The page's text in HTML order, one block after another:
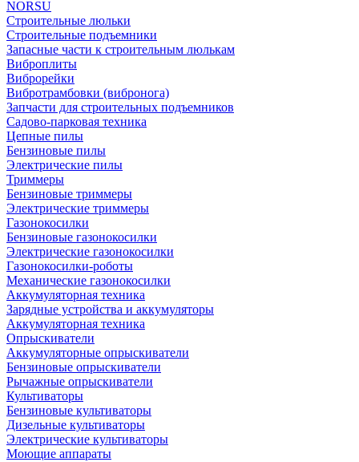
NORSU
Строительные люльки
Строительные подъемники
Запасные части к строительным люлькам
Виброплиты
Виброрейки
Вибротрамбовки (вибронога)
Запчасти для строительных подъемников
Садово-парковая техника
Цепные пилы
Бензиновые пилы
Электрические пилы
Триммеры
Бензиновые триммеры
Электрические триммеры
Газонокосилки
Бензиновые газонокосилки
Электрические газонокосилки
Газонокосилки-роботы
Механические газонокосилки
Аккумуляторная техника
Зарядные устройства и аккумуляторы
Аккумуляторная техника
Опрыскиватели
Аккумуляторные опрыскиватели
Бензиновые опрыскиватели
Рычажные опрыскиватели
Культиваторы
Бензиновые культиваторы
Дизельные культиваторы
Электрические культиваторы
Моющие аппараты